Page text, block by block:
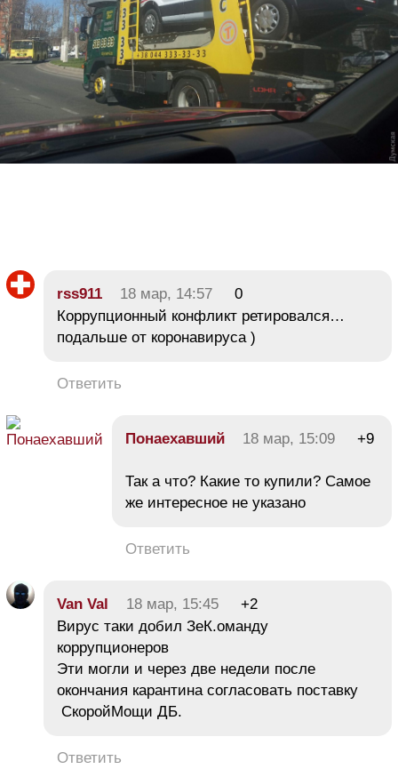
rss911 18 мар, 14:57
0
Коррупционный конфликт ретировался…
подальше от коронавируса )
Ответить
Понаехавший 18 мар, 15:09 +9
Так а что? Какие то купили? Самое
же интересное не указано
Ответить
Van Val 18 мар, 15:45
+2
Вирус таки добил ЗеК.оманду
коррупционеров
Эти могли и через две недели после
окончания карантина согласовать поставку
СкоройМощи ДБ.
Ответить